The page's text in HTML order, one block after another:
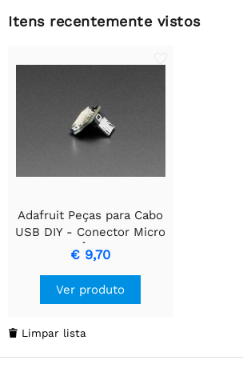
Itens recentemente vistos
Adafruit Peças para Cabo
USB DIY - Conector Micro
USB em Ângulo Reto
€ 9,70
Ver produto
 Limpar lista